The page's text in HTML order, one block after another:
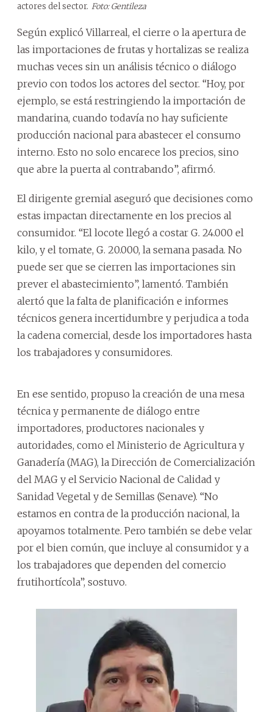
actores del sector. Foto: Gentileza
Según explicó Villarreal, el cierre o la apertura de
las importaciones de frutas y hortalizas se realiza
muchas veces sin un análisis técnico o diálogo
previo con todos los actores del sector. “Hoy, por
ejemplo, se está restringiendo la importación de
mandarina, cuando todavía no hay suficiente
producción nacional para abastecer el consumo
interno. Esto no solo encarece los precios, sino
que abre la puerta al contrabando”, afirmó.
El dirigente gremial aseguró que decisiones como
estas impactan directamente en los precios al
consumidor. “El locote llegó a costar G. 24.000 el
kilo, y el tomate, G. 20.000, la semana pasada. No
puede ser que se cierren las importaciones sin
prever el abastecimiento”, lamentó. También
alertó que la falta de planificación e informes
técnicos genera incertidumbre y perjudica a toda
la cadena comercial, desde los importadores hasta
los trabajadores y consumidores.
En ese sentido, propuso la creación de una mesa
técnica y permanente de diálogo entre
importadores, productores nacionales y
autoridades, como el Ministerio de Agricultura y
Ganadería (MAG), la Dirección de Comercialización
del MAG y el Servicio Nacional de Calidad y
Sanidad Vegetal y de Semillas (Senave). “No
estamos en contra de la producción nacional, la
apoyamos totalmente. Pero también se debe velar
por el bien común, que incluye al consumidor y a
los trabajadores que dependen del comercio
frutihortícola”, sostuvo.